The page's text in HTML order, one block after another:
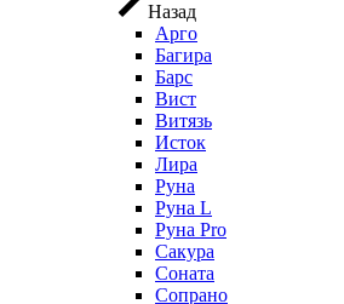
Назад
Арго
Багира
Барс
Вист
Витязь
Исток
Лира
Руна
Руна L
Руна Pro
Сакура
Соната
Сопрано